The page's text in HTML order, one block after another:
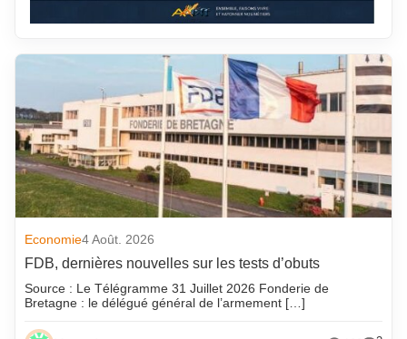
Economie4 Août. 2026
FDB, dernières nouvelles sur les tests d’obuts
Source : Le Télégramme 31 Juillet 2026 Fonderie de
Bretagne : le délégué général de l’armement […]